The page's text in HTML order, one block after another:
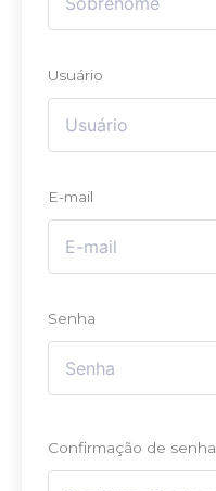
Usuário
E-mail
Senha
Confirmação de senha